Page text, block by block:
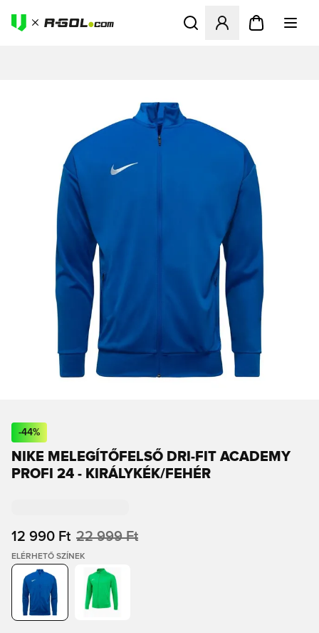
Megnyit egy modált a
-44%
NIKE MELEGÍTŐFELSŐ DRI-FIT ACADEMY
PROFI 24 - KIRÁLYKÉK/FEHÉR
12 990 Ft 22 999 Ft
ELÉRHETŐ SZÍNEK